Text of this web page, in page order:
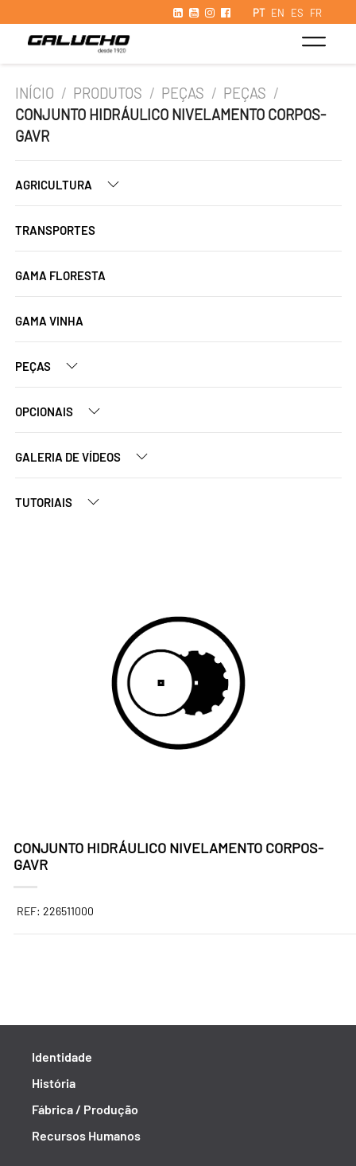
PT EN ES FR
INÍCIO / PRODUTOS / PEÇAS / PEÇAS /
CONJUNTO HIDRÁULICO NIVELAMENTO CORPOS-
GAVR
AGRICULTURA
TRANSPORTES
GAMA FLORESTA
GAMA VINHA
PEÇAS
OPCIONAIS
GALERIA DE VÍDEOS
TUTORIAIS
CONJUNTO HIDRÁULICO NIVELAMENTO CORPOS-
GAVR
REF: 226511000
Identidade
História
Fábrica / Produção
Recursos Humanos